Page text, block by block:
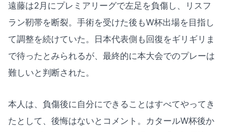
遠藤は2月にプレミアリーグで左足を負傷し、リスフ
ラン靭帯を断裂。手術を受けた後もW杯出場を目指し
て調整を続けていた。日本代表側も回復をギリギリま
で待ったとみられるが、最終的に本大会でのプレーは
難しいと判断された。
本人は、負傷後に自分にできることはすべてやってき
たとして、後悔はないとコメント。カタールW杯後か